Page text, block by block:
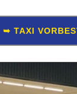
➥ TAXI